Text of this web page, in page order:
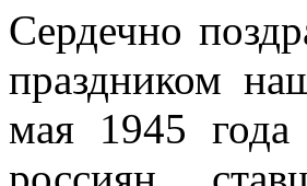
Сердечно
праздником
мая 1945 года